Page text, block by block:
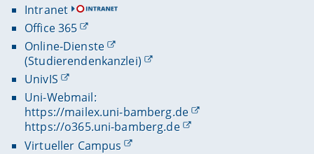
Intranet
Office 365
Online-Dienste
(Studierendenkanzlei)
UnivIS
Uni-Webmail:
https://mailex.uni-bamberg.de
https://o365.uni-bamberg.de
Virtueller Campus